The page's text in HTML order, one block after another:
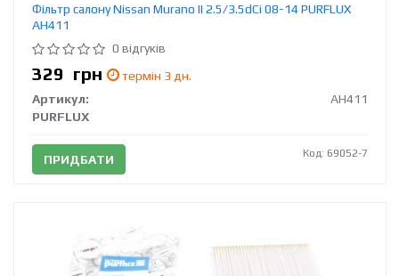
Фільтр салону Nissan Murano II 2.5/3.5dCi 08-14 PURFLUX
AH411
0 відгуків
329 грн
термін 3 дн.
Артикул:
AH411
PURFLUX
ПРИДБАТИ Код: 69052-7